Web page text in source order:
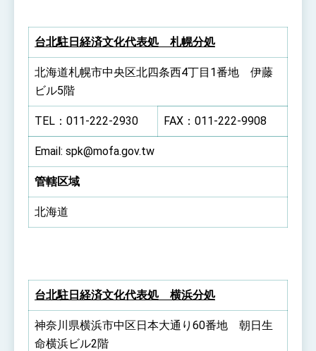
台北駐日経済文化代表処 札幌分処
北海道札幌市中央区北四条西4丁目1番地 伊藤
ビル5階
TEL：011-222-2930 FAX：011-222-9908
Email: spk@mofa.gov.tw
管轄区域
北海道
台北駐日経済文化代表処 横浜分処
神奈川県横浜市中区日本大通り60番地 朝日生
命横浜ビル2階